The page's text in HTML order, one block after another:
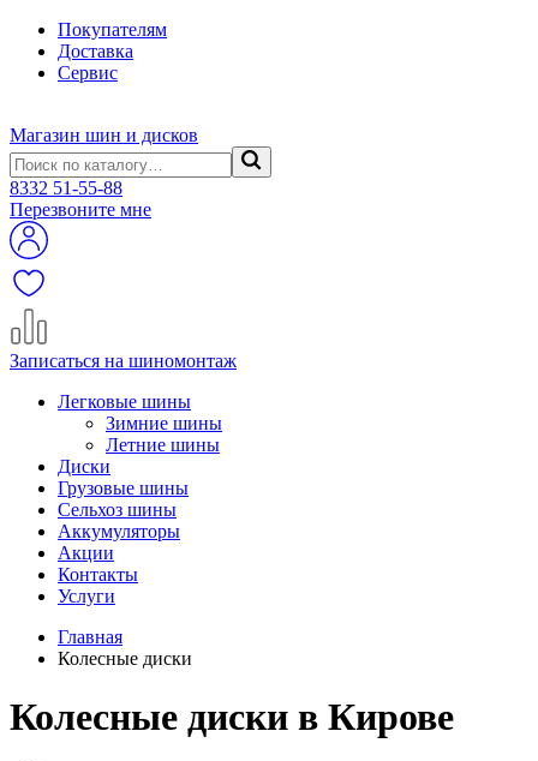
Покупателям
Доставка
Сервис
Магазин шин и дисков
8332 51-55-88
Перезвоните мне
Записаться на шиномонтаж
Легковые шины
Зимние шины
Летние шины
Диски
Грузовые шины
Сельхоз шины
Аккумуляторы
Акции
Контакты
Услуги
Главная
Колесные диски
Колесные диски в Кирове